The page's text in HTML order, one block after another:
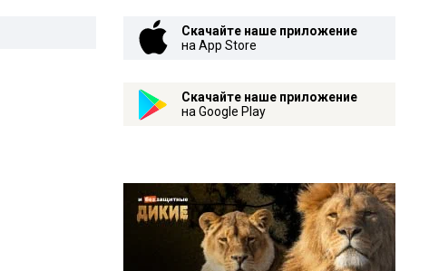
Скачайте наше приложение
на App Store
Скачайте наше приложение
на Google Play